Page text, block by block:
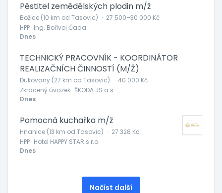
Pěstitel zemědělských plodin m/ž
Božice (10 km od Tasovic) · 27 500–30 000 Kč
HPP · Ing. Bořivoj Čada
Dnes
TECHNICKÝ PRACOVNÍK - KOORDINÁTOR
REALIZAČNÍCH ČINNOSTÍ (M/Ž)
Dukovany (27 km od Tasovic) · 40 000 Kč
Zkrácený úvazek · ŠKODA JS a.s.
Dnes
Pomocná kuchařka m/ž
Hnanice (13 km od Tasovic) · 27 328 Kč
HPP · Hotel HAPPY STAR s.r.o.
Dnes
Načíst další